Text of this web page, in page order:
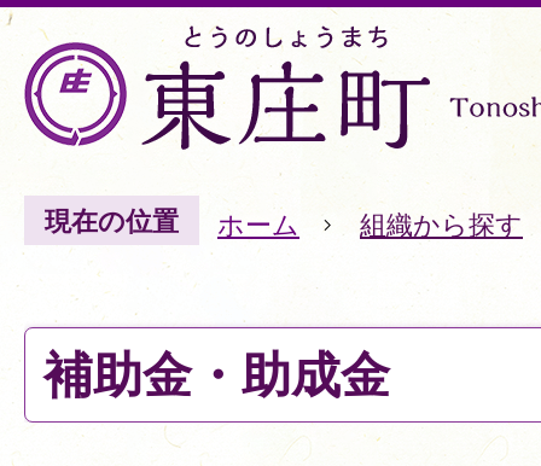
現在の位置 ホーム 組織から探す
補助金・助成金